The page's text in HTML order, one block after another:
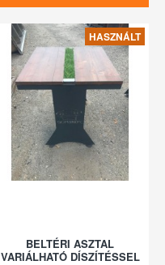
HASZNÁLT
BELTÉRI ASZTAL
VARIÁLHATÓ DÍSZÍTÉSSEL